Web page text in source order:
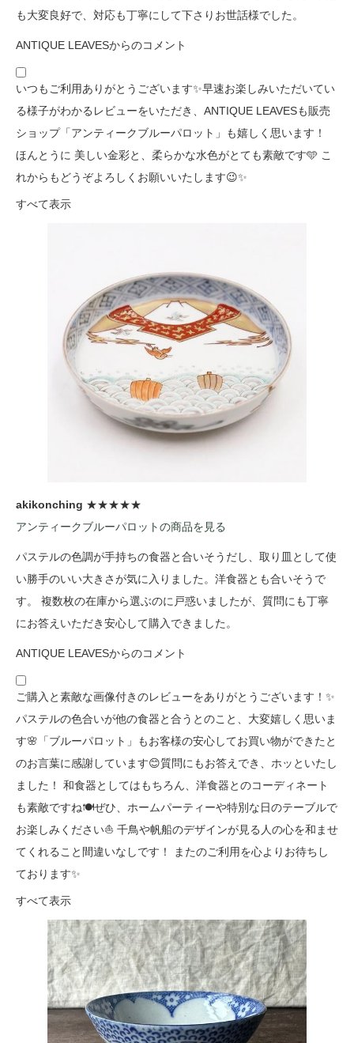
も大変良好で、対応も丁寧にして下さりお世話様でした。
ANTIQUE LEAVESからのコメント
いつもご利用ありがとうございます✨早速お楽しみいただいてい
る様子がわかるレビューをいただき、ANTIQUE LEAVESも販売
ショップ「アンティークブルーパロット」も嬉しく思います！
ほんとうに 美しい金彩と、柔らかな水色がとても素敵です🩵 こ
れからもどうぞよろしくお願いいたします😉✨
すべて表示
akikonching ★★★★★
アンティークブルーパロットの商品を見る
パステルの色調が手持ちの食器と合いそうだし、取り皿として使
い勝手のいい大きさが気に入りました。洋食器とも合いそうで
す。 複数枚の在庫から選ぶのに戸惑いましたが、質問にも丁寧
にお答えいただき安心して購入できました。
ANTIQUE LEAVESからのコメント
ご購入と素敵な画像付きのレビューをありがとうございます！✨
パステルの色合いが他の食器と合うとのこと、大変嬉しく思いま
す🌸「ブルーパロット」もお客様の安心してお買い物ができたと
のお言葉に感謝しています😊質問にもお答えでき、ホッといたし
ました！ 和食器としてはもちろん、洋食器とのコーディネート
も素敵ですね🍽️ぜひ、ホームパーティーや特別な日のテーブルで
お楽しみください⛵ 千鳥や帆船のデザインが見る人の心を和ませ
てくれること間違いなしです！ またのご利用を心よりお待ちし
ております✨
すべて表示